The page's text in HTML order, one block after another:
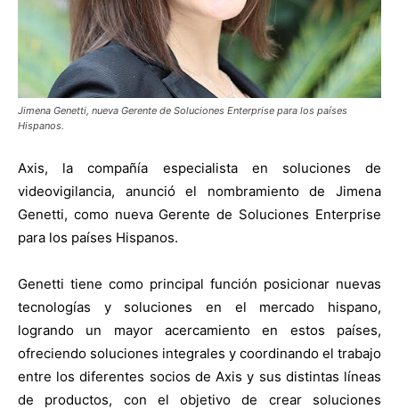
Jimena Genetti, nueva Gerente de Soluciones Enterprise para los países
Hispanos.
Axis, la compañía especialista en soluciones de
videovigilancia, anunció el nombramiento de Jimena
Genetti, como nueva Gerente de Soluciones Enterprise
para los países Hispanos.
Genetti tiene como principal función posicionar nuevas
tecnologías y soluciones en el mercado hispano,
logrando un mayor acercamiento en estos países,
ofreciendo soluciones integrales y coordinando el trabajo
entre los diferentes socios de Axis y sus distintas líneas
de productos, con el objetivo de crear soluciones